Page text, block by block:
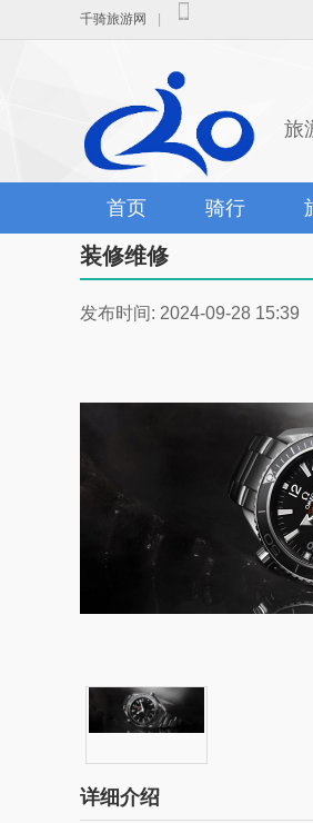
千骑旅游网
旅
首页 骑行
装修维修
发布时间: 2024-09-28
详细介绍